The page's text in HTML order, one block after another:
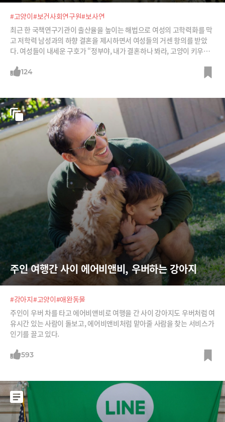
#고양이#보건사회연구원#보사연
최근 한 국책연구기관이 출산율을 높이는 해법으로 여성의 고학력화를 막
고 저학력 남성과의 하향 결혼을 제시하면서 여성들의 거센 항의를 받았
다. 여성들이 내세운 구호가 “정부야, 내가 결혼하나 봐라, 고양이 키우
124
주인 여행간 사이 에어비앤비, 우버하는 강아지
#강아지#고양이#애완동물
주인이 우버 차를 타고 에어비앤비로 여행을 간 사이 강아지도 우버처럼 여
유시간 있는 사람이 돌보고, 에어비앤비처럼 맡아줄 사람을 찾는 서비스가
인기를 끌고 있다.
593